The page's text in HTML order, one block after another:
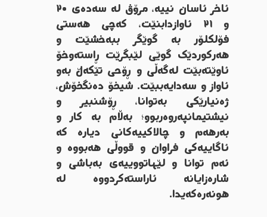
ئاخر ئاسان نییە، مرۆڤ لە سەدەی ٢٠
و ٢١ ئاوازدابنێت، کەچی هەستی
فۆلکلۆر بە گوێگر ببەخشێت و
هەرکوردێک گوێی لێبگرێت ڕاستەوخۆ
ئاوێتەبێت لەگەڵی و ڕۆحی تێکەڵ بەو
ئاواز و سەدایەببێت. شیخۆ دەنگخۆش،
ژەنیارێکی بەتوانا، ڕۆشنبیر و
نیشتیمانپەروەربوو؛ بەڵام بە کار و
بەرهەم و چالاکییەکانی دیارە کە
ئاگاییەکی فراوان و قووڵی هەبووە و
ئەم توانا و لێهاتووییەی بەباشی و
شارەزایانە ئاراستەکردووە لە
هونەرەکەیدا.